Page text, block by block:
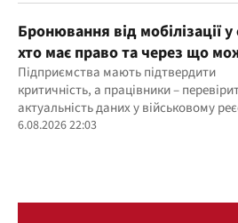
Бронювання від мобілізації
хто має право та через що
Підприємства мають підтвердити
критичність, а працівники –
актуальність даних у військовому
6.08.2026 22:03